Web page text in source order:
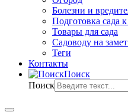
Болезни и
Подготовка сада
Товары для сада
Садоводу на
Теги
Контакты
Поиск
Поиск